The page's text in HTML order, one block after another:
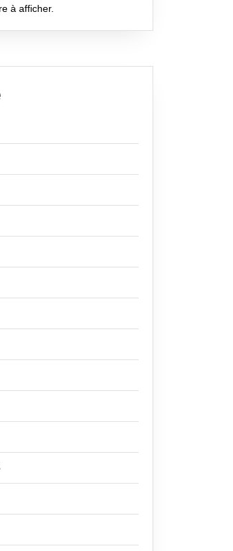
à afficher.